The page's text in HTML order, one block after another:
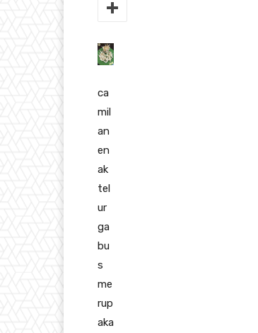
ca
mil
an
en
ak
tel
ur
ga
bu
s
me
rup
aka